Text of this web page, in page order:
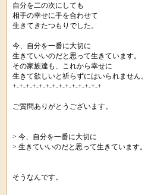
自分を二の次にしても
相手の幸せに手を合わせて
生きてきたつもりでした。
今、自分を一番に大切に
生きていいのだと思って生きています。
その家族達も、これから幸せに
生きて欲しいと祈らずにはいられません。
+-+-+-+-+-+-+-+-+-+-+-+-+-+
ご質問ありがとうございます。
> 今、自分を一番に大切に
> 生きていいのだと思って生きています。
そうなんです。